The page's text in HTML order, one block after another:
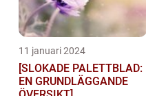
11 januari 2024
[SLOKADE PALETTBLAD:
EN GRUNDLÄGGANDE